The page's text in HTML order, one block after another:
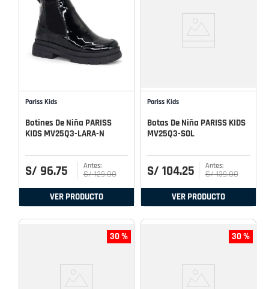
Pariss Kids
Botines De Niña PARISS
KIDS MV25Q3-LARA-N
S/ 96.75 S/ 129.00
VER PRODUCTO
Pariss Kids
Botas De Niña PARISS KIDS
MV25Q3-SOL
S/ 104.25 S/ 139.00
VER PRODUCTO
30 % 30 %